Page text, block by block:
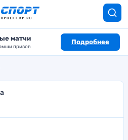
матчи
призов
Подробнее